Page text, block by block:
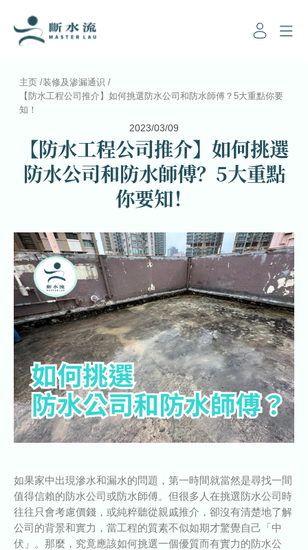
主页 /装修及渗漏通识 /
【防水工程公司推介】如何挑選防水公司和防水師傅？5大重點你要
知！
2023/03/09
【防水工程公司推介】如何挑選
防水公司和防水師傅？5大重點
你要知！
如果家中出現滲水和漏水的問題，第一時間就當然是尋找一間
值得信賴的防水公司或防水師傅。但很多人在挑選防水公司時
往往只會考慮價錢，或純粹聽從親戚推介，卻沒有清楚地了解
公司的背景和實力，當工程的質素不似如期才驚覺自己「中
伏」。那麼，究竟應該如何挑選一個優質而有實力的防水公